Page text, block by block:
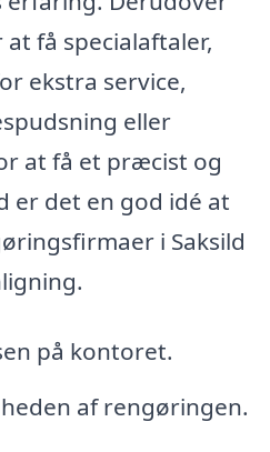
få specialaftaler,
ekstra service,
eller
at få et præcist og
er det en god idé at
i Saksild
på kontoret.
af rengøringen.